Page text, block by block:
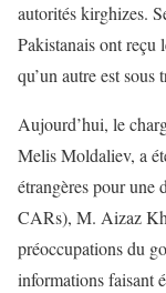
autorités kirghizes.
Pakistanais ont reçu
qu’un autre est
Aujourd’hui, le
Melis Moldaliev, a
étrangères pour une
CARs), M. Aizaz
préoccupations du
informations faisant